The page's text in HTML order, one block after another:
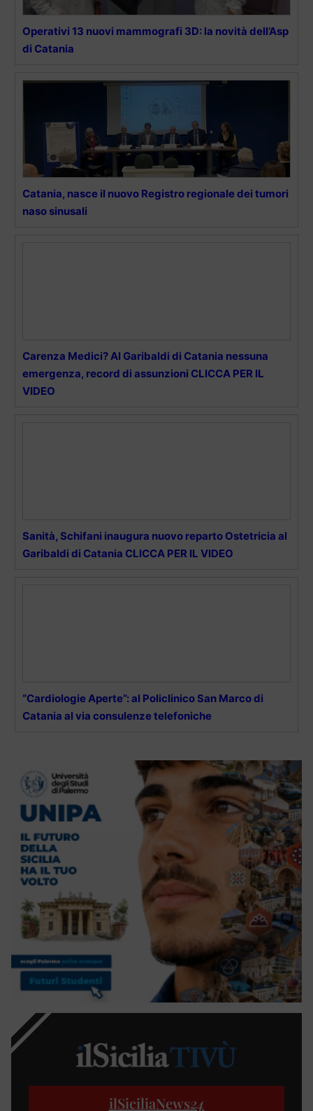
Operativi 13 nuovi mammografi 3D: la novità dell’Asp
di Catania
Catania, nasce il nuovo Registro regionale dei tumori
naso sinusali
Carenza Medici? Al Garibaldi di Catania nessuna
emergenza, record di assunzioni CLICCA PER IL
VIDEO
Sanità, Schifani inaugura nuovo reparto Ostetricia al
Garibaldi di Catania CLICCA PER IL VIDEO
“Cardiologie Aperte”: al Policlinico San Marco di
Catania al via consulenze telefoniche
ilSiciliaNews24